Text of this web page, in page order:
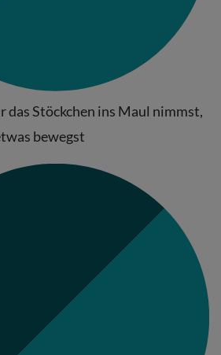
das Stöckchen ins Maul nimmst,
bewegst